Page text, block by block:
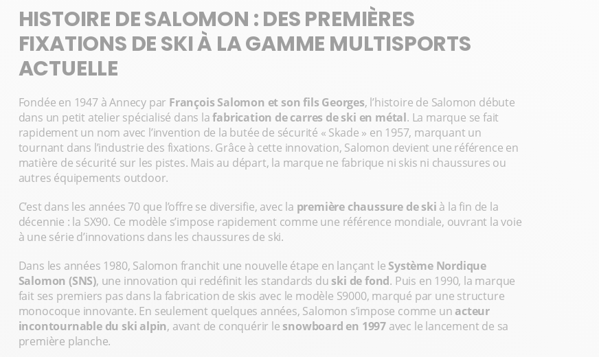
HISTOIRE DE SALOMON : DES PREMIÈRES
FIXATIONS DE SKI À LA GAMME MULTISPORTS
ACTUELLE
Fondée en 1947 à Annecy par François Salomon et son fils Georges, l’histoire de Salomon débute
dans un petit atelier spécialisé dans lafabrication de carres de ski en métal. La marque se fait
rapidement un nom avec l’invention de la butée de sécurité « Skade » en 1957, marquant un
tournant dans l’industrie des fixations. Grâce à cette innovation, Salomon devient une référence en
matière de sécurité sur les pistes. Mais au départ, la marque ne fabrique ni skis ni chaussures ou
autres équipements outdoor.
C’est dans les années 70 que l’offre se diversifie, avec la première chaussure de ski à la fin de la
décennie : la SX90. Ce modèle s’impose rapidement comme une référence mondiale, ouvrant la voie
à une série d’innovations dans les chaussures de ski.
Dans les années 1980, Salomon franchit une nouvelle étape en lançant le Système Nordique
Salomon (SNS), une innovation qui redéfinit les standards du ski de fond. Puis en 1990, la marque
fait ses premiers pas dans la fabrication de skis avec le modèle S9000, marqué par une structure
monocoque innovante. En seulement quelques années, Salomon s’impose comme un acteur
incontournable du ski alpin, avant de conquérir le snowboard en 1997 avec le lancement de sa
première planche.